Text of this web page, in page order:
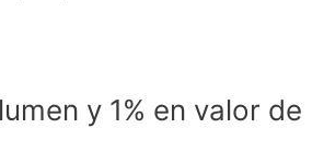
y 1% en valor de